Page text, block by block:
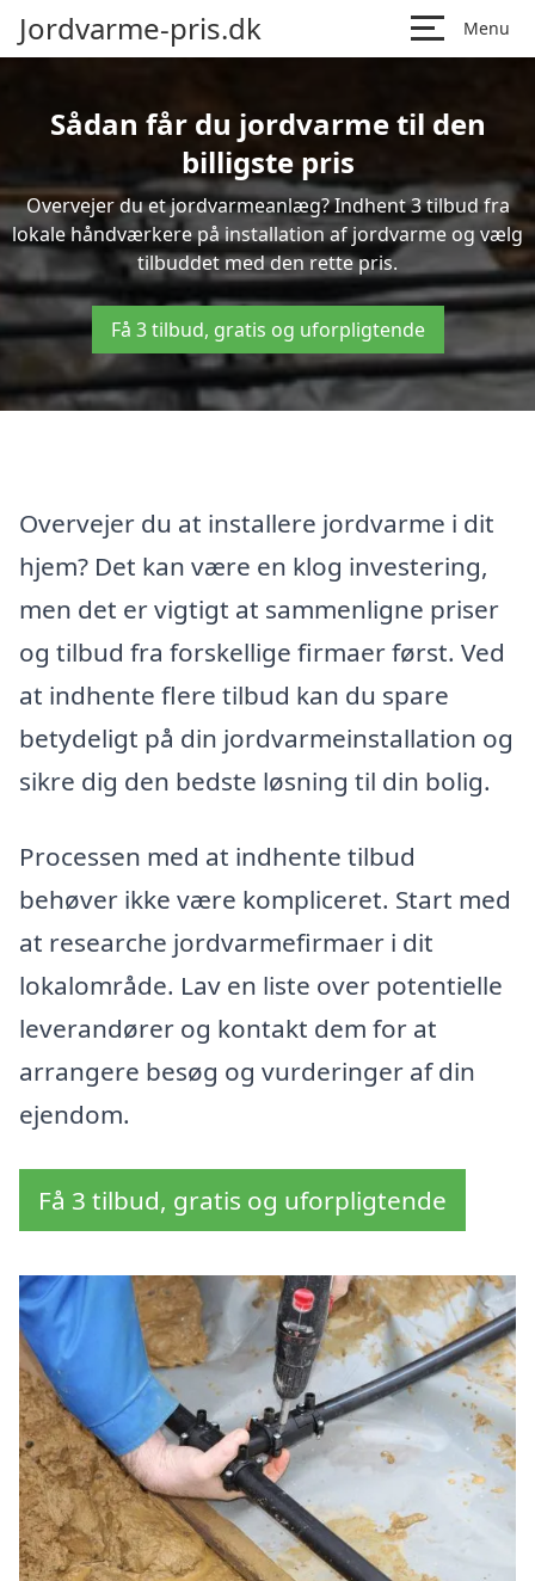
Jordvarme-pris.dk Menu
Sådan får du jordvarme til den
billigste pris
Overvejer du et jordvarmeanlæg? Indhent 3 tilbud fra
lokale håndværkere på installation af jordvarme og vælg
tilbuddet med den rette pris.
Få 3 tilbud, gratis og uforpligtende
Overvejer du at installere jordvarme i dit
hjem? Det kan være en klog investering,
men det er vigtigt at sammenligne priser
og tilbud fra forskellige firmaer først. Ved
at indhente flere tilbud kan du spare
betydeligt på din jordvarmeinstallation og
sikre dig den bedste løsning til din bolig.
Processen med at indhente tilbud
behøver ikke være kompliceret. Start med
at researche jordvarmefirmaer i dit
lokalområde. Lav en liste over potentielle
leverandører og kontakt dem for at
arrangere besøg og vurderinger af din
ejendom.
Få 3 tilbud, gratis og uforpligtende